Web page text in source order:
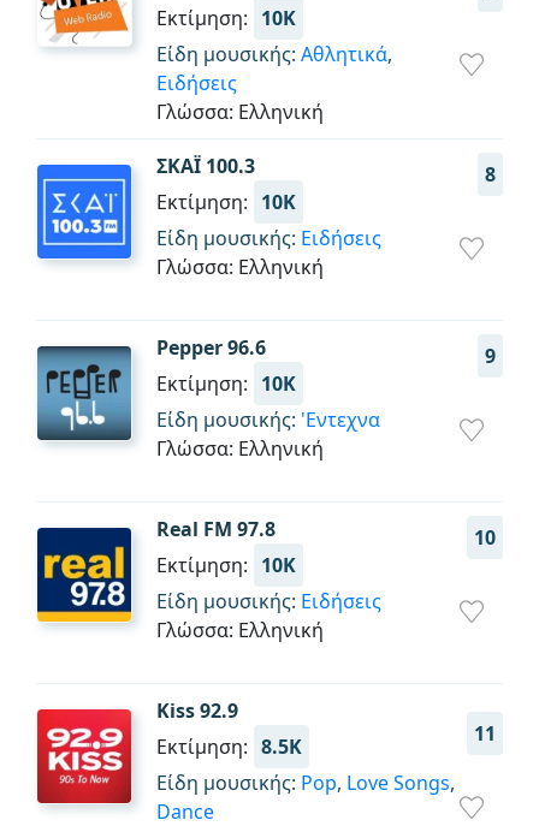
Εκτίμηση: 10K
Είδη μουσικής: Αθλητικά,
Ειδήσεις
Γλώσσα: Ελληνική
ΣΚΑΪ 100.3
8
Εκτίμηση: 10K
Είδη μουσικής: Ειδήσεις
Γλώσσα: Ελληνική
Pepper 96.6
9
Εκτίμηση: 10K
Είδη μουσικής: 'Εντεχνα
Γλώσσα: Ελληνική
Real FM 97.8
10
Εκτίμηση: 10K
Είδη μουσικής: Ειδήσεις
Γλώσσα: Ελληνική
Kiss 92.9
11
Εκτίμηση: 8.5K
Είδη μουσικής: Pop, Love Songs,
Dance